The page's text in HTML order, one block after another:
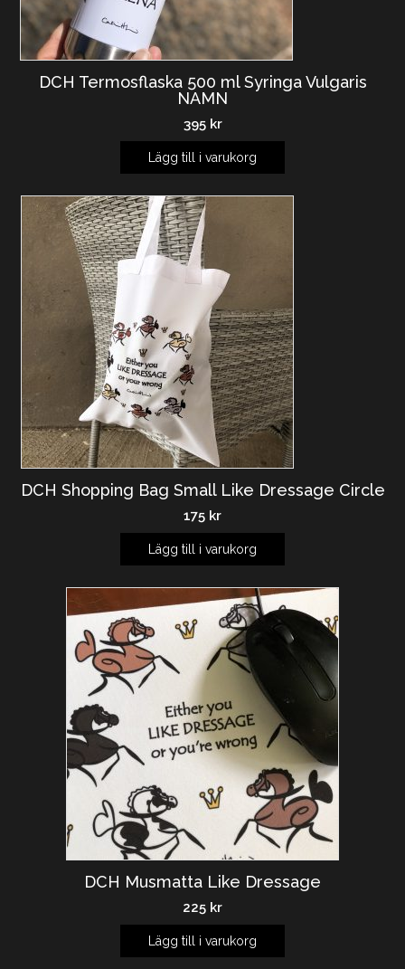
DCH Termosflaska 500 ml Syringa Vulgaris
NAMN
395 kr
Lägg till i varukorg
DCH Shopping Bag Small Like Dressage Circle
175 kr
Lägg till i varukorg
DCH Musmatta Like Dressage
225 kr
Lägg till i varukorg